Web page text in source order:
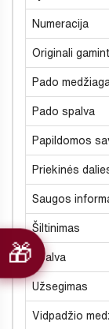
Numeracija
Originali
Pado medžiaga
Pado spalva
Papildomos
Priekinės
Saugos
Šiltinimas
Spalva
Užsegimas
Vidpadžio